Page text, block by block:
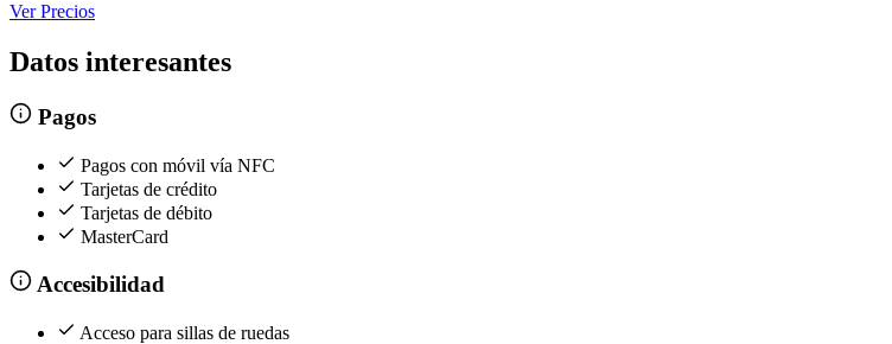
Ver Precios
Datos interesantes
Pagos
Pagos con móvil vía NFC
Tarjetas de crédito
Tarjetas de débito
MasterCard
Accesibilidad
Acceso para sillas de ruedas